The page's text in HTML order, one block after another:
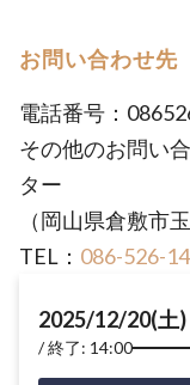
お問い合わせ先
電話番号：
その他のお問い
ター
（岡山県倉敷市
TEL： 086-526-
2025/12/20(土)
終了: 14:00